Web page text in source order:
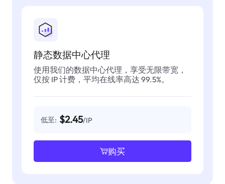
静态数据中心代理
使用我们的数据中心代理，享受无限带宽，
仅按 IP 计费，平均在线率高达 99.5%。
低至: $2.45/IP
购买